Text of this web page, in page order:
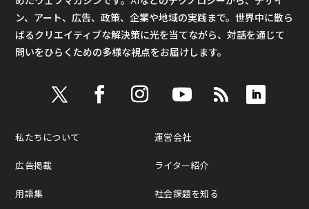
ン、アート、広告、政策、企業や地域の実践まで。世界中に散ら
ばるクリエイティブな解決策に光を当てながら、対話を通じて
問いをひらくための多様な視点をお届けします。
私たちについて
広告掲載
用語集
運営会社
ライター紹介
社会課題を知る